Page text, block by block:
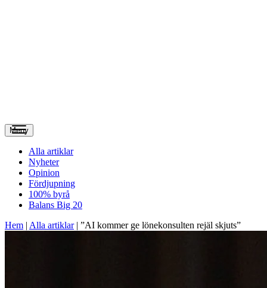
Meny
Alla artiklar
Nyheter
Opinion
Fördjupning
100% byrå
Balans Big 20
Hem | Alla artiklar| ”AI kommer ge lönekonsulten rejäl skjuts”